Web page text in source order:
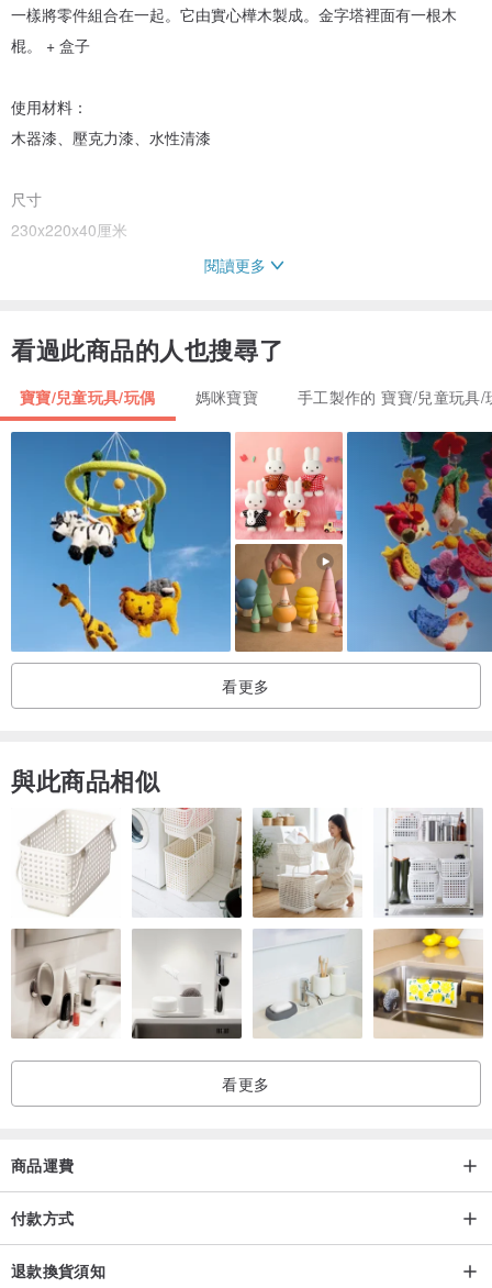
一樣將零件組合在一起。它由實心樺木製成。金字塔裡面有一根木
棍。 + 盒子
使用材料：
木器漆、壓克力漆、水性清漆
尺寸
230x220x40厘米
閱讀更多
看過此商品的人也搜尋了
寶寶/兒童玩具/玩偶 媽咪寶寶 手工製作的 寶寶/兒童玩具/
看更多
與此商品相似
看更多
商品運費
付款方式
退款換貨須知